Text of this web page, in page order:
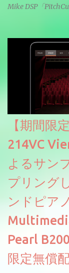
Mike DSP「
【期間限
214VC
よるサン
プリング
ンドピア
Pearl
限定無償